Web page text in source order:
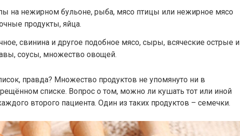
на нежирном бульоне, рыба, мясо птицы или нежирное мясо
продукты, яйца.
свинина и другое подобное мясо, сыры, всяческие острые и
соусы, множество овощей.
правда? Множество продуктов не упомянуто ни в
списке. Вопрос о том, можно ли кушать тот или иной
второго пациента. Один из таких продуктов – семечки.